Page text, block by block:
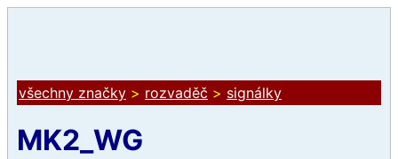
všechny značky > rozvaděč > signálky
MK2_WG